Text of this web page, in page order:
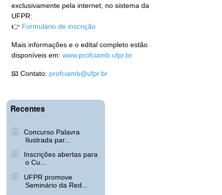
exclusivamente pela internet, no sistema da
UFPR:
👉 Formulário de inscrição
Mais informações e o edital completo estão
disponíveis em:www.profciamb.ufpr.br
📧 Contato: profciamb@ufpr.br
Recentes
Concurso Palavra
Ilustrada par...
Inscrições abertas para
o Cu...
UFPR promove
Seminário da Red...